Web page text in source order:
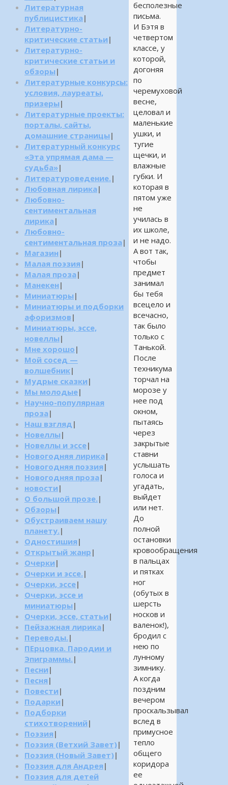
бесполезные
письма.
И Бэтя в
четвертом
классе, у
которой,
догоняя
по
черемуховой
весне,
целовал и
маленькие
ушки, и
тугие
щечки, и
влажные
губки. И
которая в
пятом уже
не
училась в
их школе,
и не надо.
А вот так,
чтобы
предмет
занимал
бы тебя
всецело и
всечасно,
так было
только с
Танькой.
После
техникума
торчал на
морозе у
нее под
окном,
пытаясь
через
закрытые
ставни
услышать
голоса и
угадать,
выйдет
или нет.
До
полной
остановки
кровообращения
в пальцах
и пятках
ног
(обутых в
шерсть
носков и
валенок!),
бродил с
нею по
лунному
зимнику.
А когда
поздним
вечером
проскальзывал
вслед в
примусное
тепло
общего
коридора
ее
Литературная
публицистика |
Литературно-
критические статьи |
Литературно-
критические статьи и
обзоры |
Литературные конкурсы:
условия, лауреаты,
призеры |
Литературные проекты:
порталы, сайты,
домашние страницы |
Литературный конкурс
«Эта упрямая дама —
судьба» |
Литературоведение. |
Любовная лирика |
Любовно-
сентиментальная
лирика |
Любовно-
сентиментальная проза |
Магазин |
Малая поэзия |
Малая проза |
Манекен |
Миниатюры |
Миниатюры и подборки
афоризмов |
Миниатюры, эссе,
новеллы |
Мне хорошо |
Мой сосед —
волшебник|
Мудрые сказки |
Мы молодые|
Научно-популярная
проза |
Наш взгляд |
Новеллы |
Новеллы и эссе|
Новогодняя лирика |
Новогодняя поэзия |
Новогодняя проза |
новости |
О большой прозе. |
Обзоры |
Обустраиваем нашу
планету. |
Одностишия |
Открытый жанр |
Очерки |
Очерки и эссе. |
Очерки, эссе|
Очерки, эссе и
миниатюры |
Очерки, эссе, статьи |
Пейзажная лирика |
Переводы. |
ПЕрцовка. Пародии и
Эпиграммы. |
Песни |
Песня |
Повести |
Подарки |
Подборки
стихотворений |
Поэзия |
Поэзия (Ветхий Завет) |
Поэзия (Новый Завет) |
Поэзия для Андрея |
Поэзия для детей